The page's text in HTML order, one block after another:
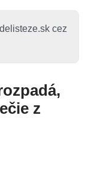
cez
z